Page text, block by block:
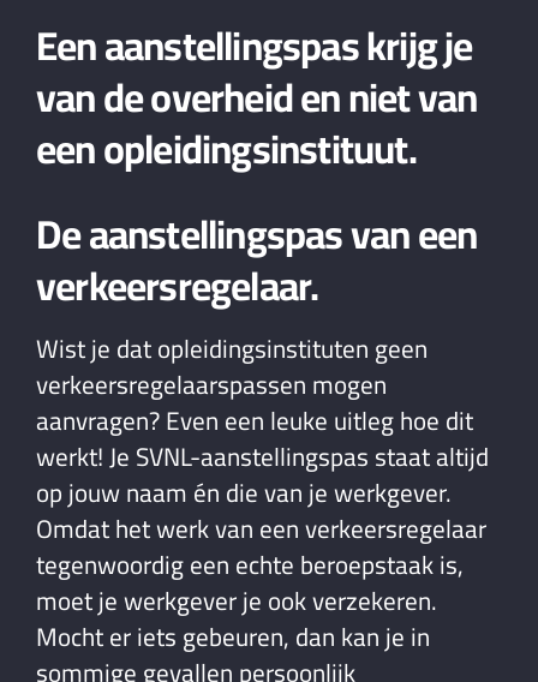
Een aanstellingspas krijg je
van de overheid en niet van
een opleidingsinstituut.
De aanstellingspas van een
verkeersregelaar.
Wist je dat opleidingsinstituten geen
verkeersregelaarspassen mogen
aanvragen? Even een leuke uitleg hoe dit
werkt! Je SVNL-aanstellingspas staat altijd
op jouw naam én die van je werkgever.
Omdat het werk van een verkeersregelaar
tegenwoordig een echte beroepstaak is,
moet je werkgever je ook verzekeren.
Mocht er iets gebeuren, dan kan je in